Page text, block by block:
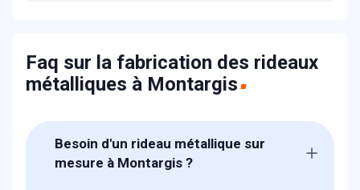
Faq sur la fabrication des rideaux
métalliques à Montargis
Besoin d'un rideau métallique sur
mesure à Montargis ?